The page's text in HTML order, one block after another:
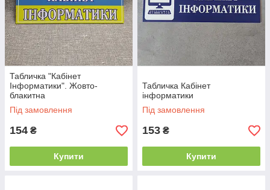
Табличка "Кабінет
Інформатики". Жовто-
блакитна
Під замовлення
154 ₴
Купити
Табличка Кабінет
інформатики
Під замовлення
153 ₴
Купити